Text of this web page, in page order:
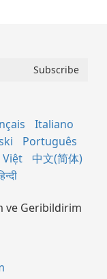
Italiano
Português
中文(简体)
ve Geribildirim